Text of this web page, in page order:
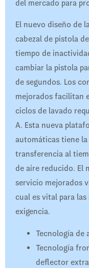
del mercado para
El nuevo diseño de
cabezal de pistola
tiempo de
cambiar la pistola
de segundos. Los
mejorados facilitan
ciclos de lavado
A. Esta nueva
automáticas tiene
transferencia al
de aire reducido. El
servicio mejorados
cual es vital para
exigencia.
Tecnología de
Tecnología
deflector